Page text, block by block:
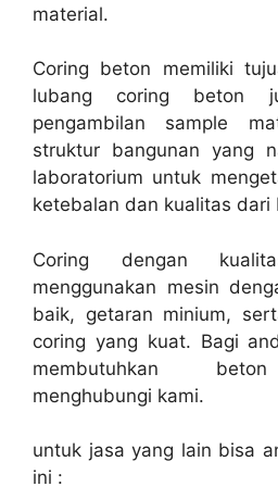
material.
Coring beton memiliki
lubang coring beton
pengambilan sample
struktur bangunan yang
laboratorium untuk
ketebalan dan kualitas
Coring dengan
menggunakan mesin
baik, getaran minium,
coring yang kuat. Bagi
membutuhkan beton
menghubungi kami.
untuk jasa yang lain bisa
ini :